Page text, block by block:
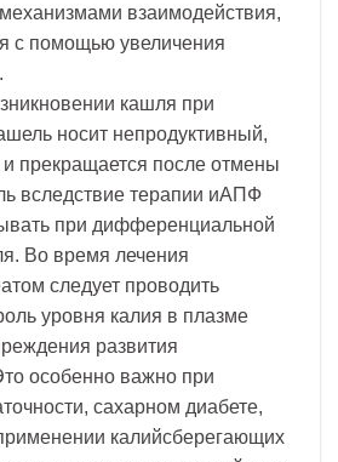
взаимодействия,
с помощью увеличения
кашля при
носит непродуктивный,
и прекращается после отмены
вследствие терапии иАПФ
при дифференциальной
Во время лечения
следует проводить
уровня калия в плазме
развития
особенно важно при
сахарном диабете,
калийсберегающих